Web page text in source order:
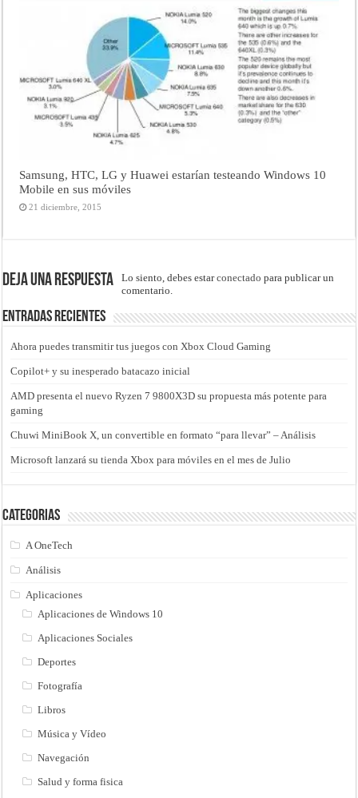
Samsung, HTC, LG y Huawei estarían testeando Windows 10
Mobile en sus móviles
21 diciembre, 2015
Deja una respuesta Lo siento, debes estarconectado para publicar un
comentario.
Entradas recientes
Ahora puedes transmitir tus juegos con Xbox Cloud Gaming
Copilot+ y su inesperado batacazo inicial
AMD presenta el nuevo Ryzen 7 9800X3D su propuesta más potente para
gaming
Chuwi MiniBook X, un convertible en formato “para llevar” – Análisis
Microsoft lanzará su tienda Xbox para móviles en el mes de Julio
Categorias
A OneTech
Análisis
Aplicaciones
Aplicaciones de Windows 10
Aplicaciones Sociales
Deportes
Fotografía
Libros
Música y Vídeo
Navegación
Salud y forma fisica